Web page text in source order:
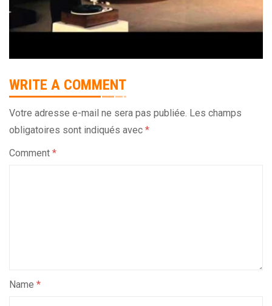
WRITE A COMMENT
Votre adresse e-mail ne sera pas publiée. Les champs
obligatoires sont indiqués avec *
Comment *
Name *